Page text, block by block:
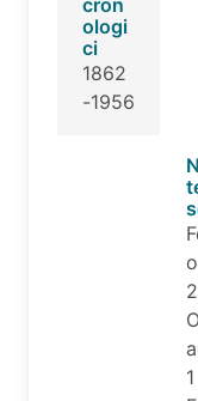
ologi
ci
1862
-1956
2
1